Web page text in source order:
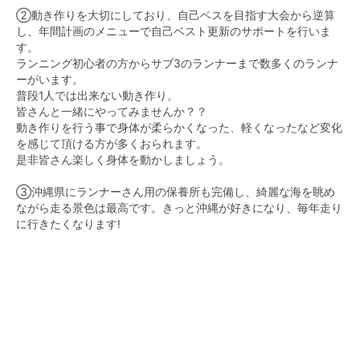
②動き作りを大切にしており、自己ベスを目指す大会から逆算
し、年間計画のメニューで自己ベスト更新のサポートを行いま
す。
ランニング初心者の方からサブ3のランナーまで数多くのランナ
ーがいます。
普段1人では出来ない動き作り。
皆さんと一緒にやってみませんか？？
動き作りを行う事で身体が柔らかくなった、軽くなったなど変化
を感じて頂ける方が多くおられます。
是非皆さん楽しく身体を動かしましょう。
③沖縄県にランナーさん用の保養所も完備し、綺麗な海を眺め
ながら走る景色は最高です。きっと沖縄が好きになり、毎年走り
に行きたくなります!